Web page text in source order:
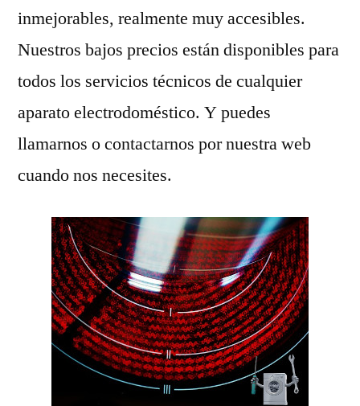
inmejorables, realmente muy accesibles.
Nuestros bajos precios están disponibles para
todos los servicios técnicos de cualquier
aparato electrodoméstico. Y puedes
llamarnos o contactarnos por nuestra web
cuando nos necesites.